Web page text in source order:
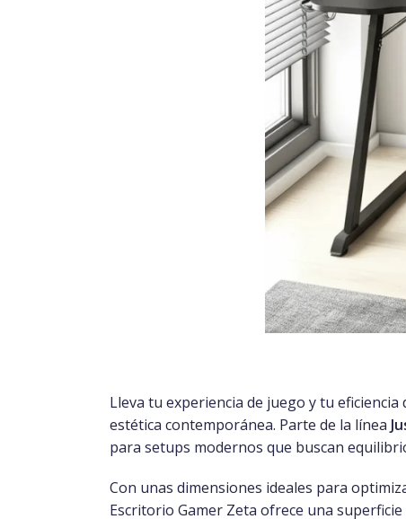
Lleva tu experiencia de juego y tu
estética contemporánea. Parte de la línea
para setups modernos que buscan
Con unas dimensiones ideales para
Escritorio Gamer Zeta ofrece una